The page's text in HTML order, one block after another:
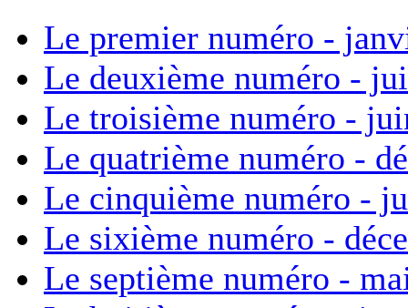
Le premier numéro -
Le deuxième numéro -
Le troisième numéro -
Le quatrième numéro -
Le cinquième numéro -
Le sixième numéro -
Le septième numéro -